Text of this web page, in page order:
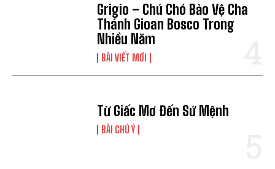
Grigio – Chú Chó Bảo Vệ Cha
Thánh Gioan Bosco Trong
Nhiều Năm
BÀI VIẾT MỚI
Từ Giấc Mơ Đến Sứ Mệnh
BÀI CHÚ Ý